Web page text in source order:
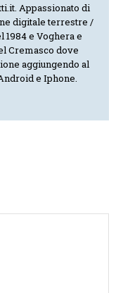
Appassionato di
digitale terrestre /
e Voghera e
Cremasco dove
aggiungendo al
e Iphone.